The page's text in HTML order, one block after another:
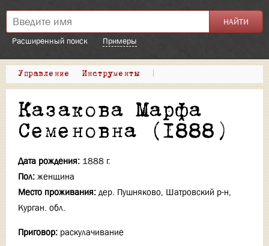
Расширенный поиск Примеры
Управление Инструменты |
Казакова Марфа
Семеновна (1888)
Дата рождения: 1888 г.
Пол: женщина
Место проживания: дер. Пушняково, Шатровский р-н,
Курган. обл.
Приговор: раскулачивание